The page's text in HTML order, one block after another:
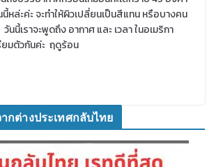
หล่ะค่ะ จะทำให้ผิวเปลี่ยนเป็นสีแทน หรือบางคน
นี้เราจะพูดถึง อากาศ และ เวลา ในอเมริกา
ยมตัวกันค่ะ ฤดูร้อน
กต่างประเทศกลับไทย